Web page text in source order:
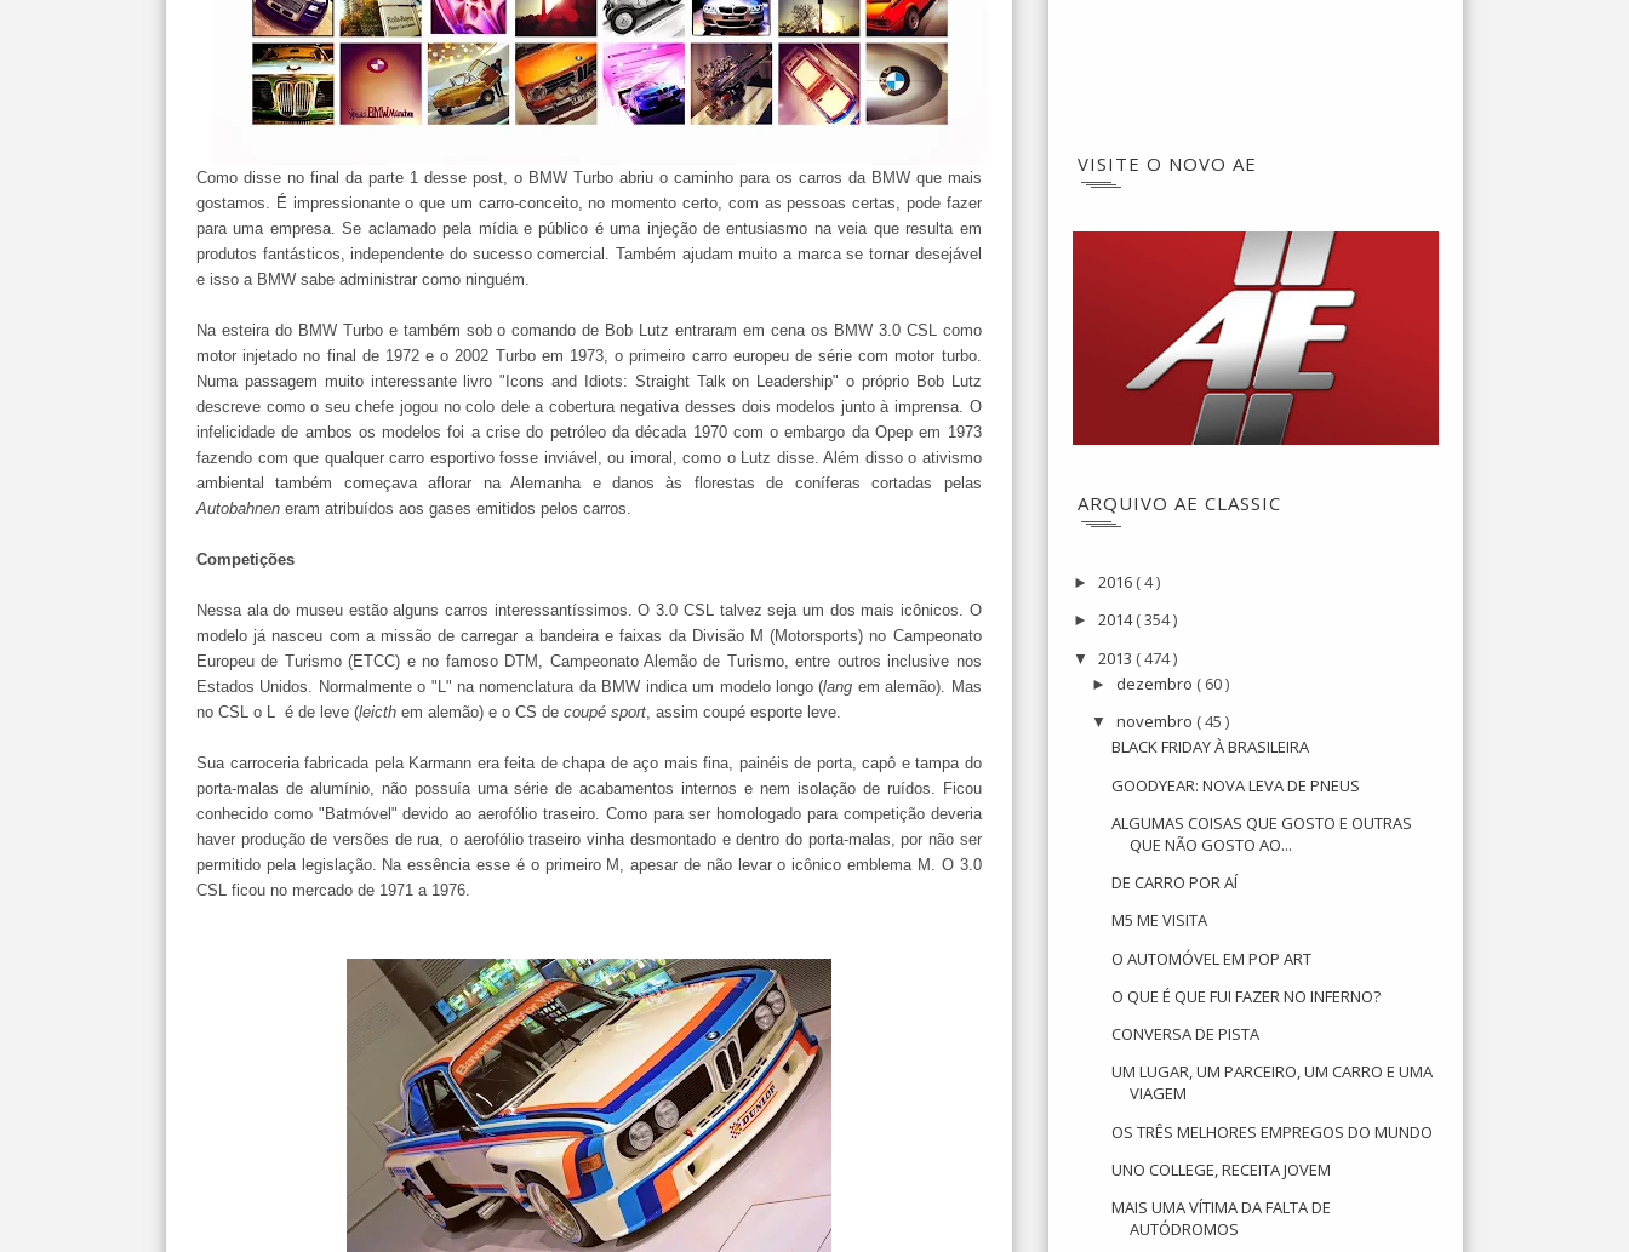
Como disse no final da parte 1 desse post, o BMW Turbo abriu o caminho para os carros da BMW que mais
gostamos. É impressionante o que um carro-conceito, no momento certo, com as pessoas certas, pode fazer
para uma empresa. Se aclamado pela mídia e público é uma injeção de entusiasmo na veia que resulta em
produtos fantásticos, independente do sucesso comercial. Também ajudam muito a marca se tornar desejável
e isso a BMW sabe administrar como ninguém.
Na esteira do BMW Turbo e também sob o comando de Bob Lutz entraram em cena os BMW 3.0 CSL como
motor injetado no final de 1972 e o 2002 Turbo em 1973, o primeiro carro europeu de série com motor turbo.
Numa passagem muito interessante livro "Icons and Idiots: Straight Talk on Leadership" o próprio Bob Lutz
descreve como o seu chefe jogou no colo dele a cobertura negativa desses dois modelos junto à imprensa. O
infelicidade de ambos os modelos foi a crise do petróleo da década 1970 com o embargo da Opep em 1973
fazendo com que qualquer carro esportivo fosse inviável, ou imoral, como o Lutz disse. Além disso o ativismo
ambiental também começava aflorar na Alemanha e danos às florestas de coníferas cortadas pelas
Autobahnen eram atribuídos aos gases emitidos pelos carros.
Competições
Nessa ala do museu estão alguns carros interessantíssimos. O 3.0 CSL talvez seja um dos mais icônicos. O
modelo já nasceu com a missão de carregar a bandeira e faixas da Divisão M (Motorsports) no Campeonato
Europeu de Turismo (ETCC) e no famoso DTM, Campeonato Alemão de Turismo, entre outros inclusive nos
Estados Unidos. Normalmente o "L" na nomenclatura da BMW indica um modelo longo (lang em alemão). Mas
no CSL o L é de leve (leicth em alemão) e o CS de coupé sport, assim coupé esporte leve.
Sua carroceria fabricada pela Karmann era feita de chapa de aço mais fina, painéis de porta, capô e tampa do
porta-malas de alumínio, não possuía uma série de acabamentos internos e nem isolação de ruídos. Ficou
conhecido como "Batmóvel" devido ao aerofólio traseiro. Como para ser homologado para competição deveria
haver produção de versões de rua, o aerofólio traseiro vinha desmontado e dentro do porta-malas, por não ser
permitido pela legislação. Na essência esse é o primeiro M, apesar de não levar o icônico emblema M. O 3.0
CSL ficou no mercado de 1971 a 1976.
VISITE O NOVO AE
ARQUIVO AE CLASSIC
► 2016 ( 4 )
► 2014( 354 )
▼ 2013 ( 474 )
► dezembro ( 60 )
▼novembro ( 45 )
BLACK FRIDAY À BRASILEIRA
GOODYEAR: NOVA LEVA DE PNEUS
ALGUMAS COISAS QUE GOSTO E OUTRAS
QUE NÃO GOSTO AO...
DE CARRO POR AÍ
M5 ME VISITA
O AUTOMÓVEL EM POP ART
O QUE É QUE FUI FAZER NO INFERNO?
CONVERSA DE PISTA
UM LUGAR, UM PARCEIRO, UM CARRO E UMA
VIAGEM
OS TRÊS MELHORES EMPREGOS DO MUNDO
UNO COLLEGE, RECEITA JOVEM
MAIS UMA VÍTIMA DA FALTA DE
AUTÓDROMOS